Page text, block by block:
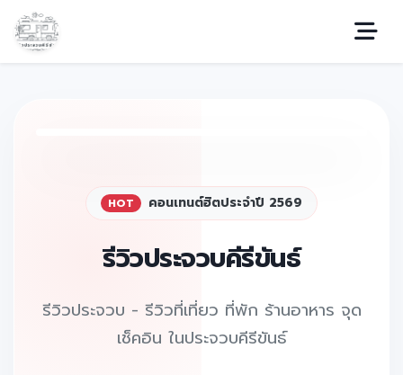
HOT คอนเทนต์ฮิตประจำปี 2569
รีวิวประจวบคีรีขันธ์
รีวิวประจวบ - รีวิวที่เที่ยว ที่พัก ร้านอาหาร จุด
เช็คอิน ในประจวบคีรีขันธ์